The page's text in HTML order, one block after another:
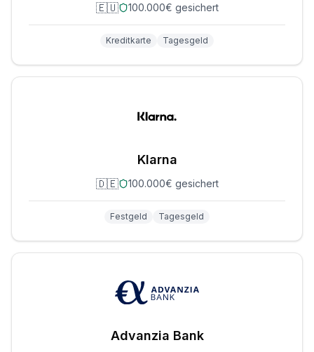
🇪🇺 100.000€ gesichert
Kreditkarte Tagesgeld
Klarna
🇩🇪 100.000€ gesichert
Festgeld Tagesgeld
Advanzia Bank